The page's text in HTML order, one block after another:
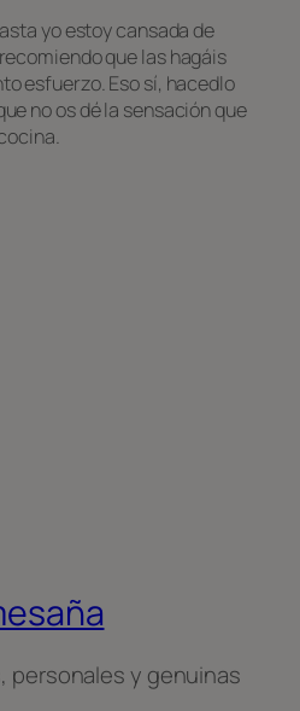
yo estoy cansada de
que las hagáis
esfuerzo. Eso sí, hacedlo
no os dé la sensación que
personales y genuinas